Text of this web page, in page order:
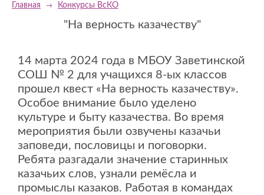
Главная → Конкурсы ВсКО
"На верность казачеству"
14 марта 2024 года в МБОУ Заветинской
СОШ № 2 для учащихся 8-ых классов
прошел квест «На верность казачеству».
Особое внимание было уделено
культуре и быту казачества. Во время
мероприятия были озвучены казачьи
заповеди, пословицы и поговорки.
Ребята разгадали значение старинных
казачьих слов, узнали ремёсла и
промыслы казаков. Работая в командах